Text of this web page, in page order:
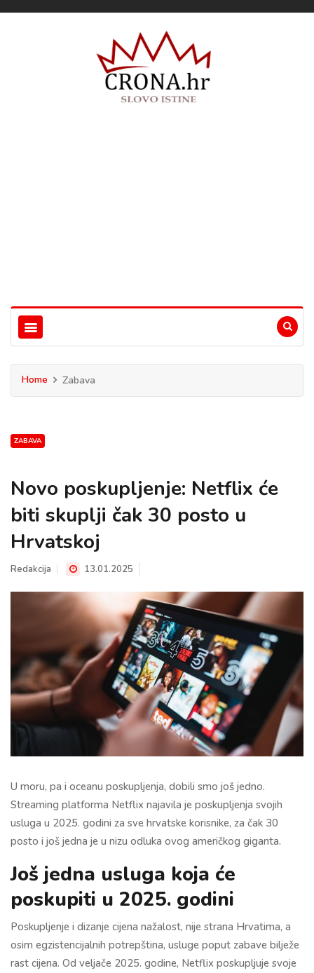
Home Zabava
ZABAVA
Novo poskupljenje: Netflix će
biti skuplji čak 30 posto u
Hrvatskoj
Redakcija 13.01.2025
U moru, pa i oceanu poskupljenja, dobili smo još jedno.
Streaming platforma Netflix najavila je poskupljenja svojih
usluga u 2025. godini za sve hrvatske korisnike, za čak 30
posto i još jedna je u nizu odluka ovog američkog giganta.
Još jedna usluga koja će
poskupiti u 2025. godini
Poskupljenje i dizanje cijena nažalost, nije strana Hrvatima, a
osim egzistencijalnih potrepština, usluge poput zabave bilježe
rast cijena. Od veljače 2025. godine, Netflix poskupljuje svoje